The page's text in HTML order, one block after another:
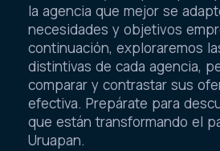
la agencia que mejor se
necesidades y objetivos
continuación, exploraremos
distintivas de cada agencia,
comparar y contrastar sus
efectiva. Prepárate para
que están transformando el
Uruapan.